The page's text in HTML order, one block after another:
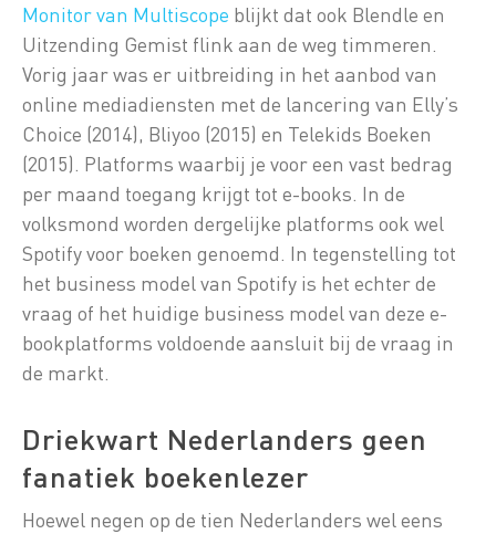
Monitor van Multiscope blijkt dat ook Blendle en
Uitzending Gemist flink aan de weg timmeren.
Vorig jaar was er uitbreiding in het aanbod van
online mediadiensten met de lancering van Elly’s
Choice (2014), Bliyoo (2015) en Telekids Boeken
(2015). Platforms waarbij je voor een vast bedrag
per maand toegang krijgt tot e-books. In de
volksmond worden dergelijke platforms ook wel
Spotify voor boeken genoemd. In tegenstelling tot
het business model van Spotify is het echter de
vraag of het huidige business model van deze e-
bookplatforms voldoende aansluit bij de vraag in
de markt.
Driekwart Nederlanders geen
fanatiek boekenlezer
Hoewel negen op de tien Nederlanders wel eens